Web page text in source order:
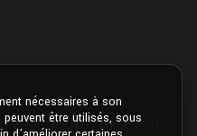
VULCO 2026. Tous droits
nécessaires à son
être utilisés, sous